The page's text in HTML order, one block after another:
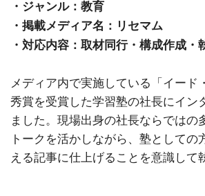
・ジャンル：教育
・掲載メディア名：リセマム
・対応内容：取材同行・構成作成・
メディア内で実施している「イード
秀賞を受賞した学習塾の社長にイン
ました。現場出身の社長ならではの
トークを活かしながら、塾としての
える記事に仕上げることを意識して